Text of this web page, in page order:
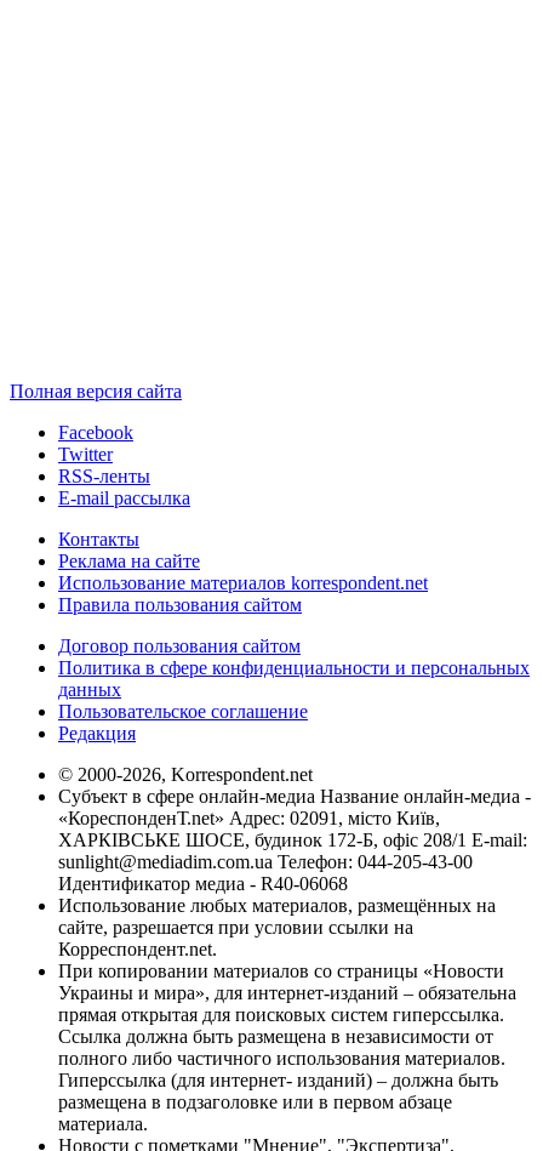
Полная версия сайта
Facebook
Twitter
RSS-ленты
E-mail рассылка
Контакты
Реклама на сайте
Использование материалов korrespondent.net
Правила пользования сайтом
Договор пользования сайтом
Политика в сфере конфиденциальности и персональных
данных
Пользовательское соглашение
Редакция
© 2000-2026, Korrespondent.net
Субъект в сфере онлайн-медиа Название онлайн-медиа -
«КореспонденТ.net» Адрес: 02091, місто Київ,
ХАРКІВСЬКЕ ШОСЕ, будинок 172-Б, офіс 208/1 E-mail:
sunlight@mediadim.com.ua Телефон: 044-205-43-00
Идентификатор медиа - R40-06068
Использование любых материалов, размещённых на
сайте, разрешается при условии ссылки на
Корреспондент.net.
При копировании материалов со страницы «Новости
Украины и мира», для интернет-изданий – обязательна
прямая открытая для поисковых систем гиперссылка.
Ссылка должна быть размещена в независимости от
полного либо частичного использования материалов.
Гиперссылка (для интернет- изданий) – должна быть
размещена в подзаголовке или в первом абзаце
материала.
Новости с пометками "Мнение", "Экспертиза",